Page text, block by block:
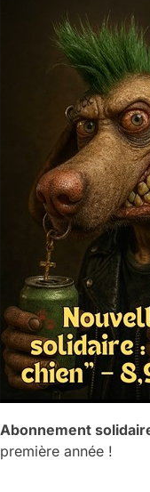
Abonnement
première année !